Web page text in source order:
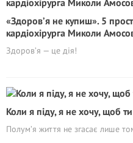
«Здоров’я не купиш». 5
кардіохірурга Миколи
Здоров’я — це дія!
Коли я піду, я не хочу, щоб
Полум’я життя не згасає лише